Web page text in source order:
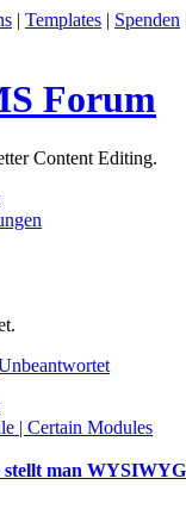
| Templates | Spenden
Forum
Content Editing.
| Certain Modules
man